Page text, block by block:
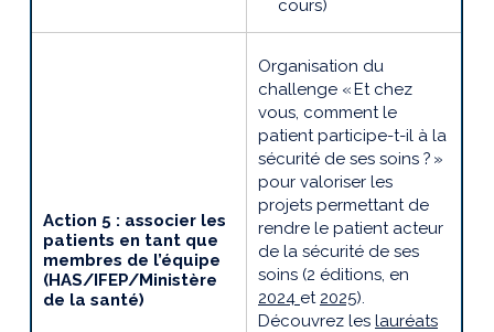
cours)
Action 5 : associer les
patients en tant que
membres de l’équipe
(HAS/IFEP/Ministère
de la santé)
Organisation du
challenge « Et chez
vous, comment le
patient participe-t-il à la
sécurité de ses soins ? »
pour valoriser les
projets permettant de
rendre le patient acteur
de la sécurité de ses
soins (2 éditions, en
2024 et 2025).
Découvrez les lauréats